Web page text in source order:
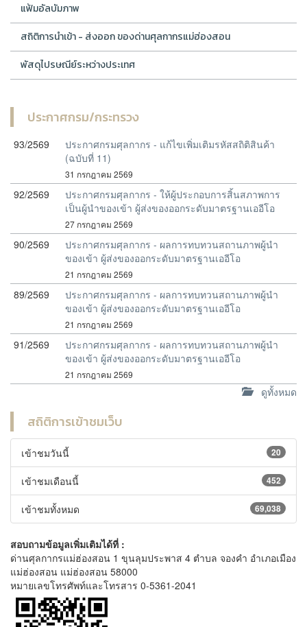
แฟ้มอัลบัมภาพ
สถิติการนำเข้า - ส่งออก ของด่านศุลกากรแม่ฮ่องสอน
พัสดุไปรษณีย์ระหว่างประเทศ
ประกาศกรม/กระทรวง
93/2569
ประกาศกรมศุลกากร - แก้ไขเพิ่มเติมรหัสสถิติสินค้า
(ฉบับที่ 11)
31 กรกฎาคม 2569
92/2569
ประกาศกรมศุลกากร - ให้ผู้ประกอบการสิ้นสภาพการ
เป็นผู้นำของเข้า ผู้ส่งของออกระดับมาตรฐานเออีโอ
27 กรกฎาคม 2569
90/2569
ประกาศกรมศุลกากร - ผลการทบทวนสถานภาพผู้นำ
ของเข้า ผู้ส่งของออกระดับมาตรฐานเออีโอ
21 กรกฎาคม 2569
89/2569
ประกาศกรมศุลกากร - ผลการทบทวนสถานภาพผู้นำ
ของเข้า ผู้ส่งของออกระดับมาตรฐานเออีโอ
21 กรกฎาคม 2569
91/2569
ประกาศกรมศุลกากร - ผลการทบทวนสถานภาพผู้นำ
ของเข้า ผู้ส่งของออกระดับมาตรฐานเออีโอ
21 กรกฎาคม 2569
ดูทั้งหมด
สถิติการเข้าชมเว็บ
20
เข้าชมวันนี้
452
เข้าชมเดือนนี้
69,038
เข้าชมทั้งหมด
สอบถามข้อมูลเพิ่มเติมได้ที่ :
ด่านศุลกากรแม่ฮ่องสอน 1 ขุนลุมประพาส 4 ตำบล จองคำ อำเภอเมือง
แม่ฮ่องสอน แม่ฮ่องสอน 58000
หมายเลขโทรศัพท์และโทรสาร 0-5361-2041